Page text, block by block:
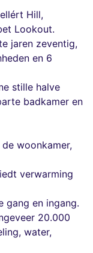
Hill,
Lookout.
jaren zeventig,
en 6
stille halve
badkamer en
woonkamer,
verwarming
gang en ingang.
20.000
water,